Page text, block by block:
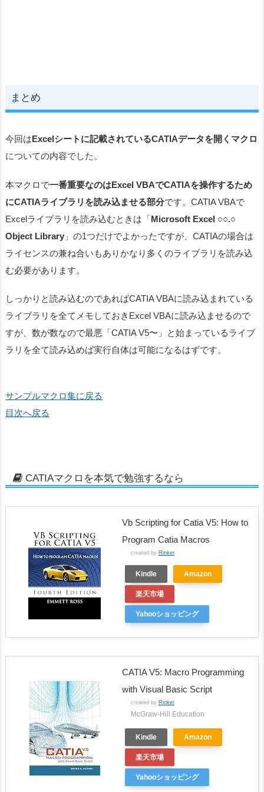
まとめ
今回はExcelシートに記載されているCATIAデータを開くマクロ
についての内容でした。
本マクロで一番重要なのはExcel VBAでCATIAを操作するため
にCATIAライブラリを読み込ませる部分です。CATIA VBAで
Excelライブラリを読み込むときは「Microsoft Excel ○○.○
Object Library 」の1つだけでよかったですが、CATIAの場合は
ライセンスの兼ね合いもありかなり多くのライブラリを読み込
む必要があります。
しっかりと読み込むのであればCATIA VBAに読み込まれている
ライブラリを全てメモしておきExcel VBAに読み込ませるので
すが、数が数なので最悪「CATIA V5〜」と始まっているライブ
ラリを全て読み込めば実行自体は可能になるはずです。
サンプルマクロ集に戻る
目次へ戻る
CATIAマクロを本気で勉強するなら
Vb Scripting for Catia V5: How to
Program Catia Macros
created by Rinker
Kindle Amazon
楽天市場
Yahooショッピング
CATIA V5: Macro Programming
with Visual Basic Script
created by Rinker
McGraw-Hill Education
Kindle Amazon
楽天市場
Yahooショッピング